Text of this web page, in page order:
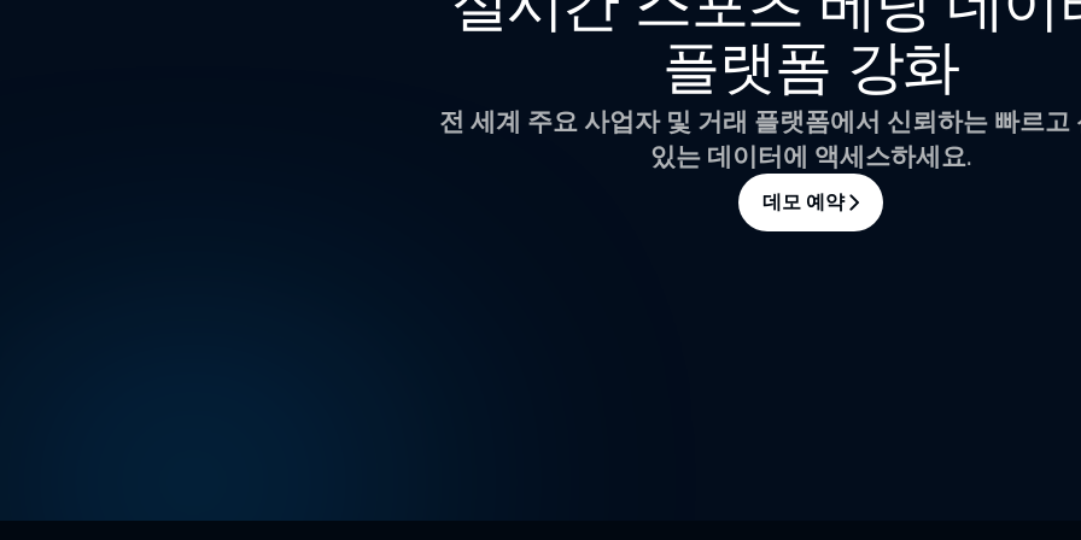
플랫폼 강화
전 세계 주요 사업자 및 거래 플랫폼에서 신뢰하는 빠르고
있는 데이터에 액세스하세요.
데모 예약